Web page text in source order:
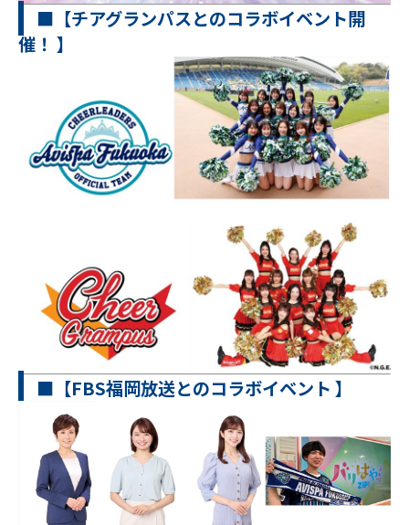
■【チアグランパスとのコラボイベント開
催！ 】
■【FBS福岡放送とのコラボイベント 】